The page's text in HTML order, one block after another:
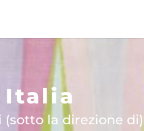
la direzione di)